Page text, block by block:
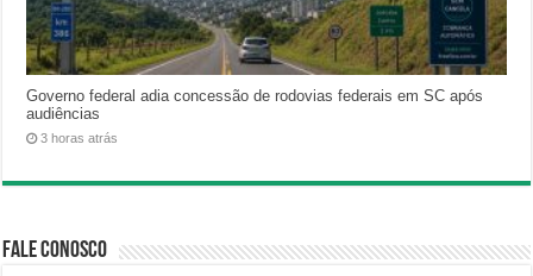
Governo federal adia concessão de rodovias federais em SC após
audiências
3 horas atrás
Fale Conosco